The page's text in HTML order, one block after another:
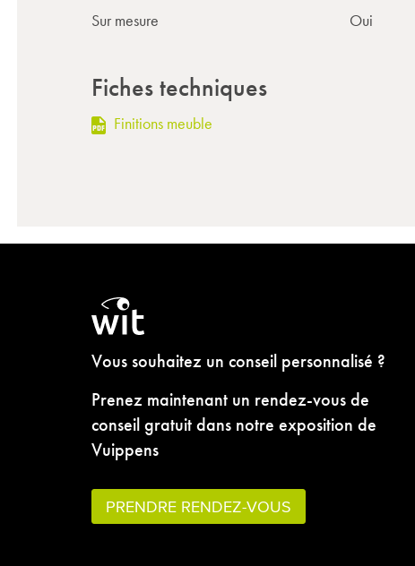
Sur mesure
Oui
Fiches techniques
Finitions meuble
Vous souhaitez un conseil personnalisé ?
Prenez maintenant un rendez-vous de
conseil gratuit dans notre exposition de
Vuippens
PRENDRE RENDEZ-VOUS